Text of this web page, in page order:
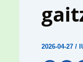
2026-04-27 /